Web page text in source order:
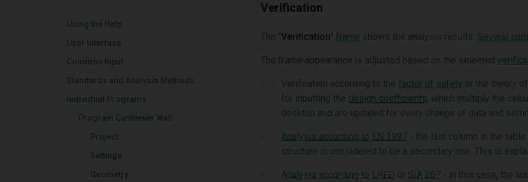
Using the Help
User Interface
Common Input
Standards and Analysis Methods
Individual Programs
Program Cantilever Wall
Project
Settings
Geometry
Verification
The "Verification" frame shows the analysis results. Several
The frame appearance is adjusted based on the selected
Verification according to the factor of safety or the theory
for inputting the design coefficients, which multiply the
desktop and are updated for every change of data and
Analysis according to EN 1997 - the last column in the
structure is considered to be a secondary one. This is
Analysis according to LRFD or SIA 267 - in this case, the